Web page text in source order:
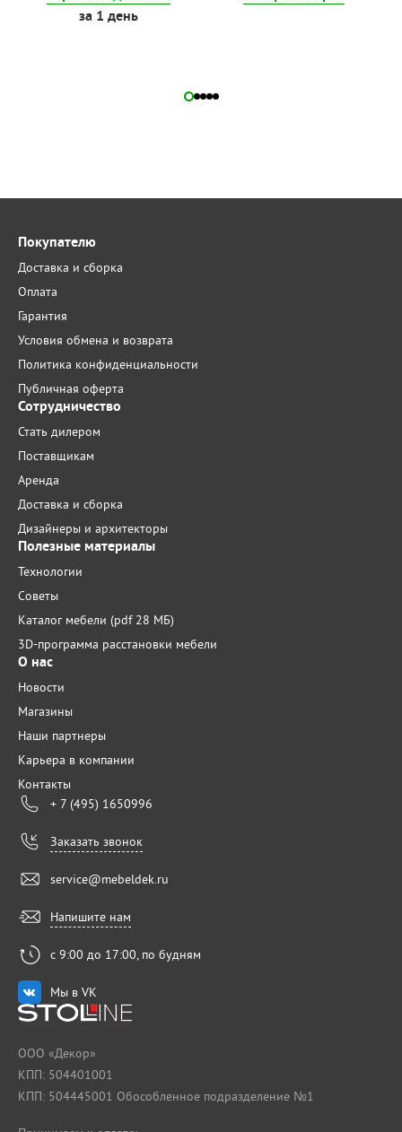
за 1 день
Покупателю
Доставка и сборка
Оплата
Гарантия
Условия обмена и возврата
Политика конфиденциальности
Публичная оферта
Сотрудничество
Стать дилером
Поставщикам
Аренда
Доставка и сборка
Дизайнеры и архитекторы
Полезные материалы
Технологии
Советы
Каталог мебели (pdf 28 МБ)
3D-программа расстановки мебели
О нас
Новости
Магазины
Наши партнеры
Карьера в компании
Контакты
+ 7 (495) 1650996
Заказать звонок
service@mebeldek.ru
Напишите нам
с 9:00 до 17:00, по будням
Мы в VK
ООО «Декор»
КПП: 504401001
КПП: 504445001 Обособленное подразделение №1